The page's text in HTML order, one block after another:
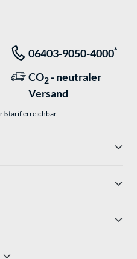
06403-9050-4000*
CO2 - neutraler
Versand
erreichbar.